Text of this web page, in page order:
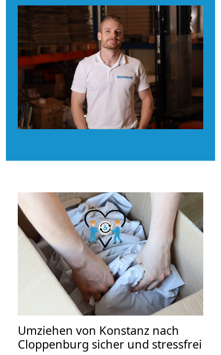
Umziehen von Konstanz nach
Cloppenburg sicher und stressfrei